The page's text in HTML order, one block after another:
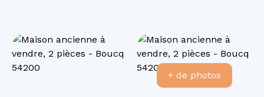
+ de photos